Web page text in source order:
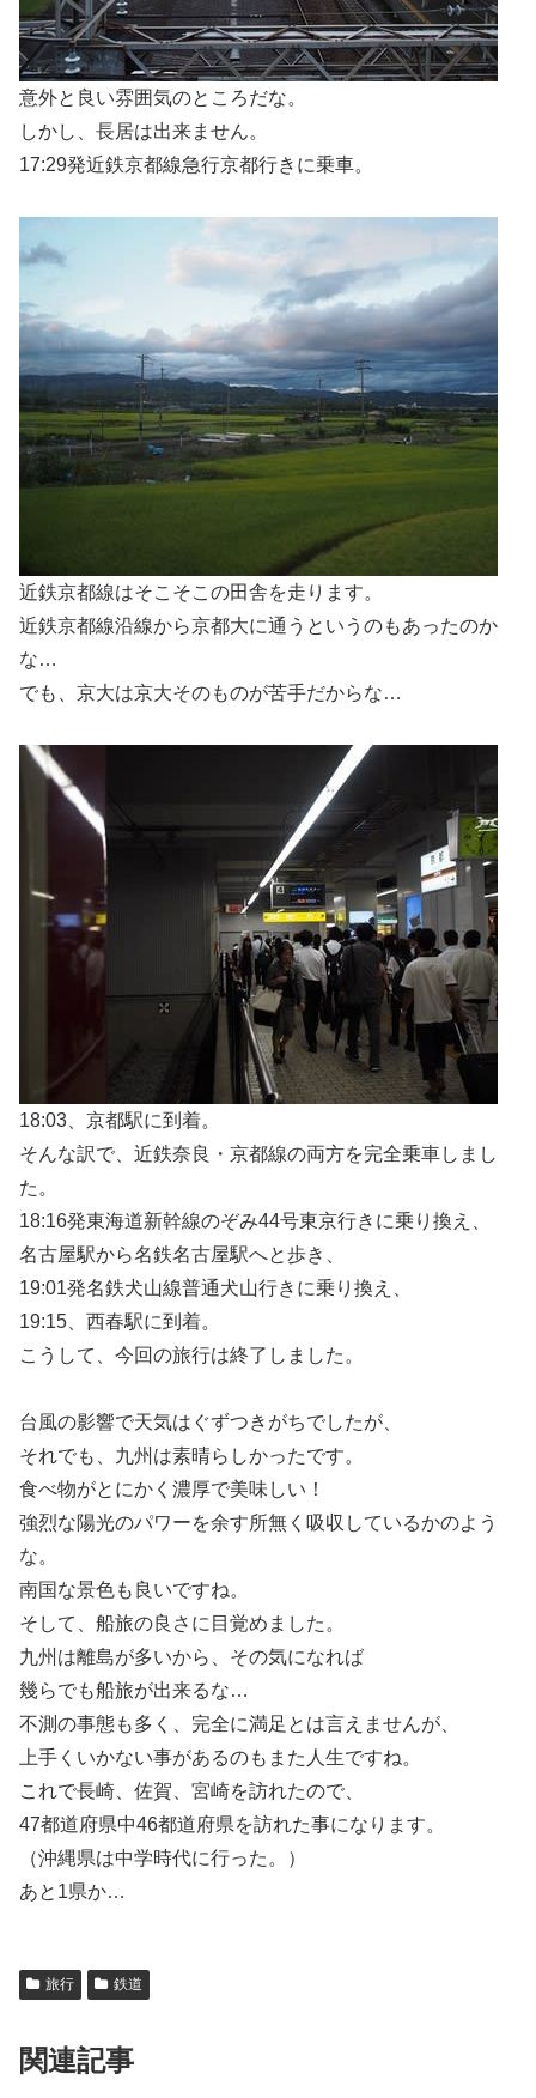
意外と良い雰囲気のところだな。
しかし、長居は出来ません。
17:29発近鉄京都線急行京都行きに乗車。
近鉄京都線はそこそこの田舎を走ります。
近鉄京都線沿線から京都大に通うというのもあったのか
な…
でも、京大は京大そのものが苦手だからな…
18:03、京都駅に到着。
そんな訳で、近鉄奈良・京都線の両方を完全乗車しまし
た。
18:16発東海道新幹線のぞみ44号東京行きに乗り換え、
名古屋駅から名鉄名古屋駅へと歩き、
19:01発名鉄犬山線普通犬山行きに乗り換え、
19:15、西春駅に到着。
こうして、今回の旅行は終了しました。
台風の影響で天気はぐずつきがちでしたが、
それでも、九州は素晴らしかったです。
食べ物がとにかく濃厚で美味しい！
強烈な陽光のパワーを余す所無く吸収しているかのよう
な。
南国な景色も良いですね。
そして、船旅の良さに目覚めました。
九州は離島が多いから、その気になれば
幾らでも船旅が出来るな…
不測の事態も多く、完全に満足とは言えませんが、
上手くいかない事があるのもまた人生ですね。
これで長崎、佐賀、宮崎を訪れたので、
47都道府県中46都道府県を訪れた事になります。
（沖縄県は中学時代に行った。）
あと1県か…
旅行 鉄道
関連記事